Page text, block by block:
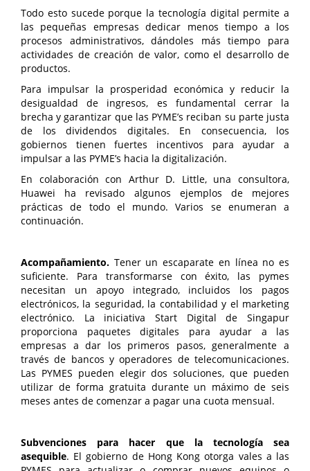
Todo esto sucede porque la tecnología digital permite a
las pequeñas empresas dedicar menos tiempo a los
procesos administrativos, dándoles más tiempo para
actividades de creación de valor, como el desarrollo de
productos.
Para impulsar la prosperidad económica y reducir la
desigualdad de ingresos, es fundamental cerrar la
brecha y garantizar que las PYME’s reciban su parte justa
de los dividendos digitales. En consecuencia, los
gobiernos tienen fuertes incentivos para ayudar a
impulsar a las PYME’s hacia la digitalización.
En colaboración con Arthur D. Little, una consultora,
Huawei ha revisado algunos ejemplos de mejores
prácticas de todo el mundo. Varios se enumeran a
continuación.
Acompañamiento. Tener un escaparate en línea no es
suficiente. Para transformarse con éxito, las pymes
necesitan un apoyo integrado, incluidos los pagos
electrónicos, la seguridad, la contabilidad y el marketing
electrónico. La iniciativa Start Digital de Singapur
proporciona paquetes digitales para ayudar a las
empresas a dar los primeros pasos, generalmente a
través de bancos y operadores de telecomunicaciones.
Las PYMES pueden elegir dos soluciones, que pueden
utilizar de forma gratuita durante un máximo de seis
meses antes de comenzar a pagar una cuota mensual.
Subvenciones para hacer que la tecnología sea
asequible. El gobierno de Hong Kong otorga vales a las